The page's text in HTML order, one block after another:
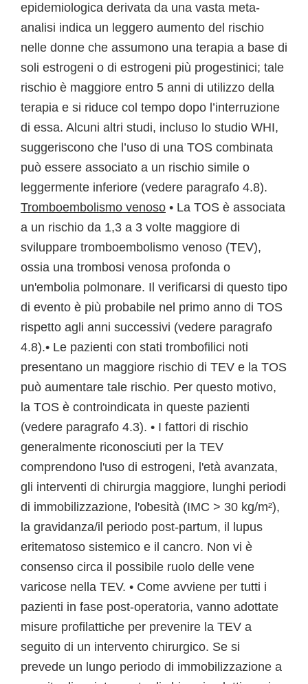
epidemiologica derivata da una vasta meta-
analisi indica un leggero aumento del rischio
nelle donne che assumono una terapia a base di
soli estrogeni o di estrogeni più progestinici; tale
rischio è maggiore entro 5 anni di utilizzo della
terapia e si riduce col tempo dopo l’interruzione
di essa. Alcuni altri studi, incluso lo studio WHI,
suggeriscono che l’uso di una TOS combinata
può essere associato a un rischio simile o
leggermente inferiore (vedere paragrafo 4.8).
Tromboembolismo venoso • La TOS è associata
a un rischio da 1,3 a 3 volte maggiore di
sviluppare tromboembolismo venoso (TEV),
ossia una trombosi venosa profonda o
un'embolia polmonare. Il verificarsi di questo tipo
di evento è più probabile nel primo anno di TOS
rispetto agli anni successivi (vedere paragrafo
4.8).• Le pazienti con stati trombofilici noti
presentano un maggiore rischio di TEV e la TOS
può aumentare tale rischio. Per questo motivo,
la TOS è controindicata in queste pazienti
(vedere paragrafo 4.3). • I fattori di rischio
generalmente riconosciuti per la TEV
comprendono l'uso di estrogeni, l'età avanzata,
gli interventi di chirurgia maggiore, lunghi periodi
di immobilizzazione, l'obesità (IMC > 30 kg/m²),
la gravidanza/il periodo post-partum, il lupus
eritematoso sistemico e il cancro. Non vi è
consenso circa il possibile ruolo delle vene
varicose nella TEV. • Come avviene per tutti i
pazienti in fase post-operatoria, vanno adottate
misure profilattiche per prevenire la TEV a
seguito di un intervento chirurgico. Se si
prevede un lungo periodo di immobilizzazione a